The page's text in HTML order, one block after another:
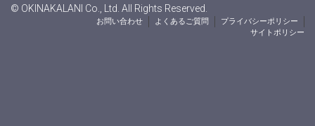
© OKINAKALANI Co., Ltd. All Rights Reserved.
お問い合わせ よくあるご質問
プライバシーポリシー
サイトポリシー